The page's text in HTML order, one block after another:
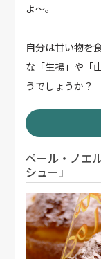
よ～。
自分は甘い物を
な「生揚」や「
うでしょうか？
ペール・ノエ
シュー」